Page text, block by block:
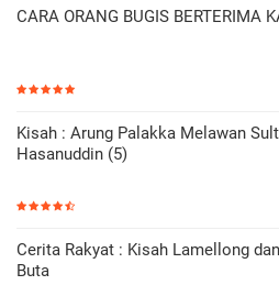
CARA ORANG BUGIS BERTERIMA
Kisah : Arung Palakka Melawan
Hasanuddin (5)
Cerita Rakyat : Kisah Lamellong
Buta